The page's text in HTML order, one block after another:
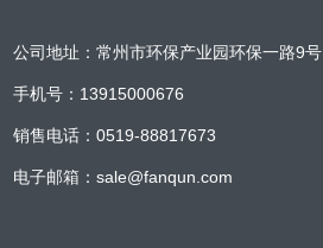
公司地址：常州市环保产业园环保一路9号
手机号：13915000676
销售电话：0519-88817673
电子邮箱：sale@fanqun.com